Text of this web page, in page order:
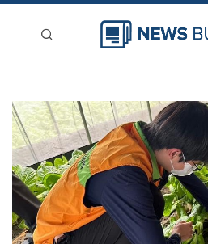
新聞稿分類
登入
刊登